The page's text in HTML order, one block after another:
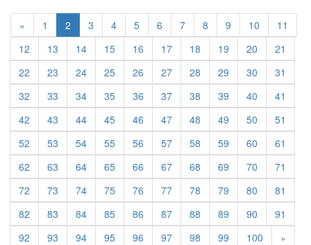
« Previous
1 2 3 4 5 6 7 8 9 10
11
12
13 14 15 16 17 18 19 20
21
22
23 24 25 26 27 28 29 30
31
32
33 34 35 36 37 38 39 40
41
42
43 44 45 46 47 48 49 50
51
52
53 54 55 56 57 58 59 60
61
62
63 64 65 66 67 68 69 70
71
72
73 74 75 76 77 78 79 80
81
82
83 84 85 86 87 88 89 90
91
92
93 94 95 96 97 98 99 100 »